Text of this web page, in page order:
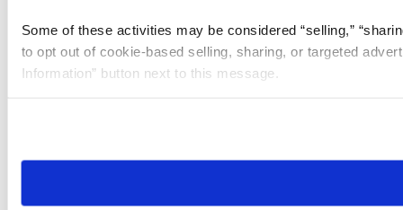
Some of these activities may be considered “selling,”
to opt out of cookie-based selling, sharing, or targeted
Information” button next to this message.
need to be set again.